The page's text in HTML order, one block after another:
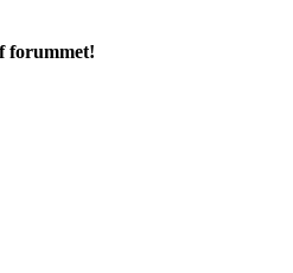
forummet!